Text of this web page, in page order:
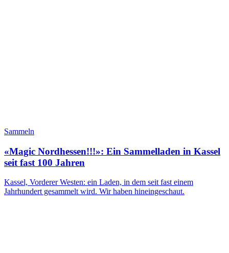
Sammeln
«Magic Nordhessen!!!»: Ein Sammelladen in Kassel
seit fast 100 Jahren
Kassel, Vorderer Westen: ein Laden, in dem seit fast einem
Jahrhundert gesammelt wird. Wir haben hineingeschaut.